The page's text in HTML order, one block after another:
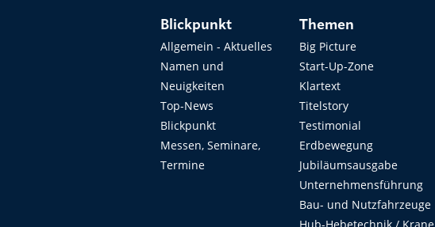
Blickpunkt
Allgemein - Aktuelles
Namen und
Neuigkeiten
Top-News
Blickpunkt
Messen, Seminare,
Termine
Themen
Big Picture
Start-Up-Zone
Klartext
Titelstory
Testimonial
Erdbewegung
Jubiläumsausgabe
Unternehmensführung
Bau- und Nutzfahrzeuge